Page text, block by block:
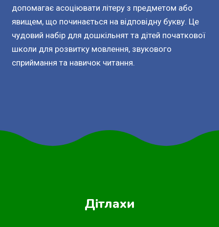
допомагає асоціювати літеру з предметом або
явищем, що починається на відповідну букву. Це
чудовий набір для дошкільнят та дітей початкової
школи для розвитку мовлення, звукового
сприймання та навичок читання.
Дітлахи